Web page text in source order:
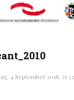
4 September 2018, 21:33